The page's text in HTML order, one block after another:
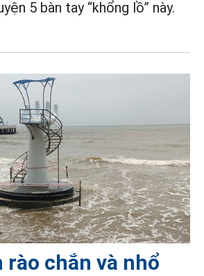
5 bàn tay “khổng lồ” này.
rào chắn và nhổ